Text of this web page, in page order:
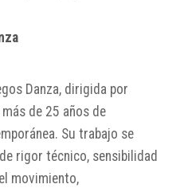
Danza, dirigida por
de 25 años de
Su trabajo se
rigor técnico, sensibilidad
movimiento,